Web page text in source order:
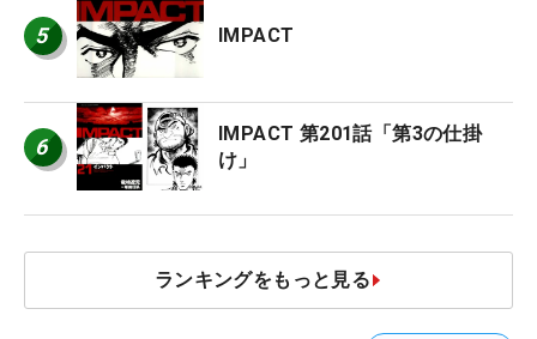
5 IMPACT
6
IMPACT 第201話「第3の仕掛
け」
ランキングをもっと見る